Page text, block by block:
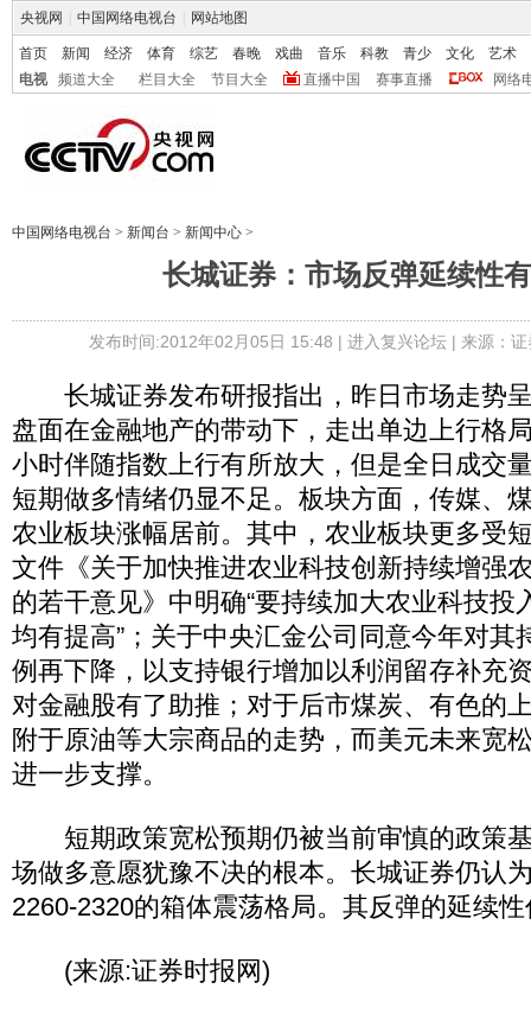
央视网 中国网络电视台 网站地图
首页 新闻 经济 体育 综艺 春晚 戏曲 音乐 科教 青少 文化
艺术
电视
频道大全 栏目大全 节目大全 直播中国 赛事直播 网络
中国网络电视台 > 新闻台 > 新闻中心 >
长城证券：市场反弹延续性
发布时间:2012年02月05日 15:48 | 进入复兴论坛| 来源：
长城证券发布研报指出，昨日市场走势
盘面在金融地产的带动下，走出单边上行格
小时伴随指数上行有所放大，但是全日成交
短期做多情绪仍显不足。板块方面，传媒、
农业板块涨幅居前。其中，农业板块更多受
文件《关于加快推进农业科技创新持续增强
的若干意见》中明确“要持续加大农业科技投
均有提高”；关于中央汇金公司同意今年对其
例再下降，以支持银行增加以利润留存补充
对金融股有了助推；对于后市煤炭、有色的
附于原油等大宗商品的走势，而美元未来宽
进一步支撑。
短期政策宽松预期仍被当前审慎的政策
场做多意愿犹豫不决的根本。长城证券仍认
2260-2320的箱体震荡格局。其反弹的延续
(来源:证券时报网)